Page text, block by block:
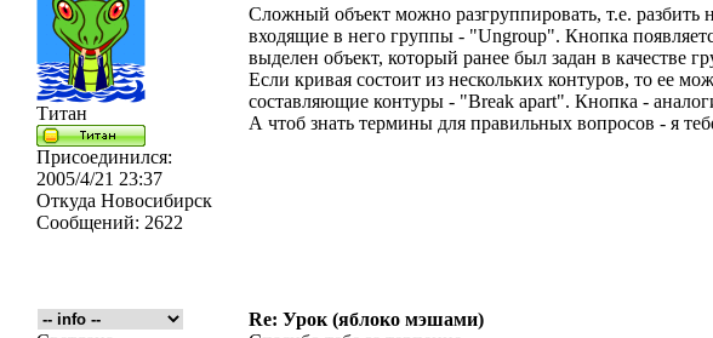
Титан
Присоединился:
2005/4/21 23:37
Откуда Новосибирск
Сообщений: 2622
Сложный объект можно разгруппировать, т.е. разбить
входящие в него группы - "Ungroup". Кнопка
выделен объект, который ранее был задан в качестве
Если кривая состоит из нескольких контуров, то ее
составляющие контуры - "Break apart". Кнопка -
А чтоб знать термины для правильных вопросов - я
Re: Урок (яблоко мэшами)